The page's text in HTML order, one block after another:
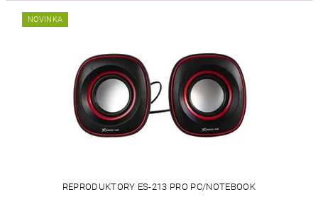
NOVINKA
REPRODUKTORY ES-213 PRO PC/NOTEBOOK